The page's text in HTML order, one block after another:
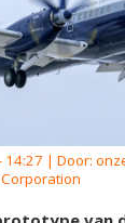
14:27 | Door: